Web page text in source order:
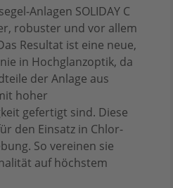
Anlagen SOLIDAY C
robuster und vor allem
Resultat ist eine neue,
in Hochglanzoptik, da
der Anlage aus
hoher
gefertigt sind. Diese
den Einsatz in Chlor-
So vereinen sie
auf höchstem